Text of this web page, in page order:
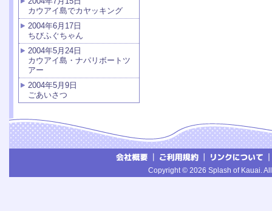
カウアイ島でカヤッキング
2004年6月17日
ちびふぐちゃん
2004年5月24日
カウアイ島・ナパリボートツ
アー
2004年5月9日
ごあいさつ
Copyright © 2026 Splash of Kauai.